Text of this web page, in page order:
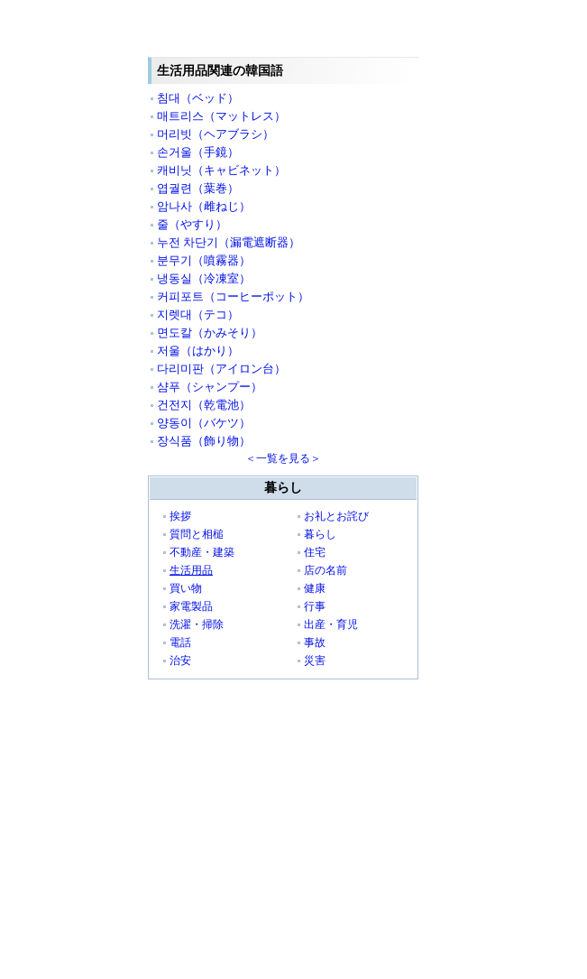
生活用品関連の韓国語
침대（ベッド）
매트리스（マットレス）
머리빗（ヘアブラシ）
손거울（手鏡）
캐비닛（キャビネット）
엽궐련（葉巻）
암나사（雌ねじ）
줄（やすり）
누전 차단기（漏電遮断器）
분무기（噴霧器）
냉동실（冷凍室）
커피포트（コーヒーポット）
지렛대（テコ）
면도칼（かみそり）
저울（はかり）
다리미판（アイロン台）
샴푸（シャンプー）
건전지（乾電池）
양동이（バケツ）
장식품（飾り物）
＜一覧を見る＞
暮らし
挨拶
お礼とお詫び
質問と相槌
暮らし
不動産・建築
住宅
生活用品
店の名前
買い物
健康
家電製品
行事
洗濯・掃除
出産・育児
電話
事故
治安
災害